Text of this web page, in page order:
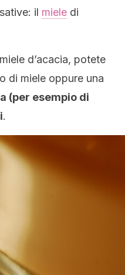
il miele di
d’acacia, potete
di miele oppure una
(per esempio di
.